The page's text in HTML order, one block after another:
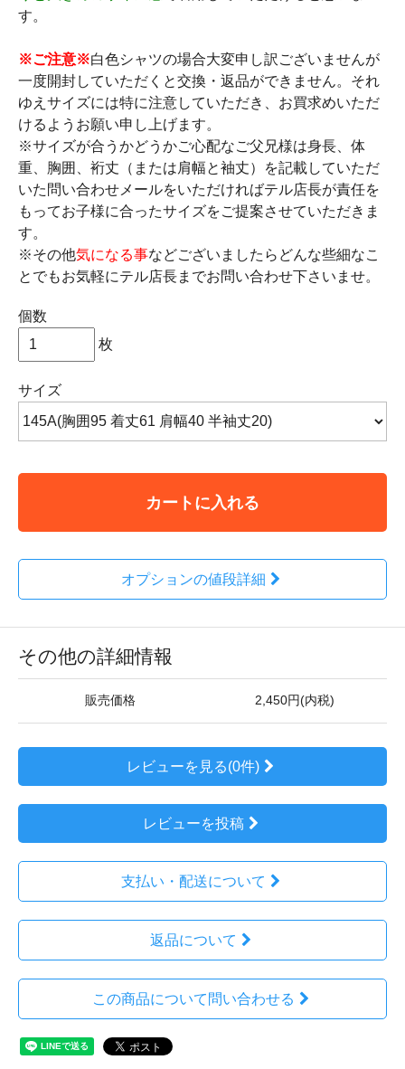
す。
※ご注意※白色シャツの場合大変申し訳ございませんが
一度開封していただくと交換・返品ができません。それ
ゆえサイズには特に注意していただき、お買求めいただ
けるようお願い申し上げます。
※サイズが合うかどうかご心配なご父兄様は身長、体
重、胸囲、裄丈（または肩幅と袖丈）を記載していただ
いた問い合わせメールをいただければテル店長が責任を
もってお子様に合ったサイズをご提案させていただきま
す。
※その他気になる事などございましたらどんな些細なこ
とでもお気軽にテル店長までお問い合わせ下さいませ。
個数
枚
サイズ
カートに入れる
オプションの値段詳細
その他の詳細情報
販売価格 2,450円(内税)
レビューを見る(0件)
レビューを投稿
支払い・配送について
返品について
この商品について問い合わせる